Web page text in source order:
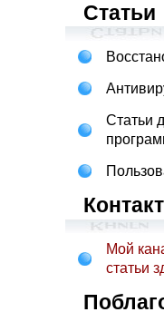
Статьи
Статьи
Мой
статьи